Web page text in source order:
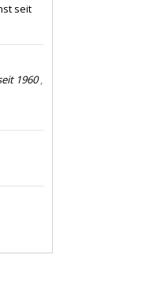
seit
1960,